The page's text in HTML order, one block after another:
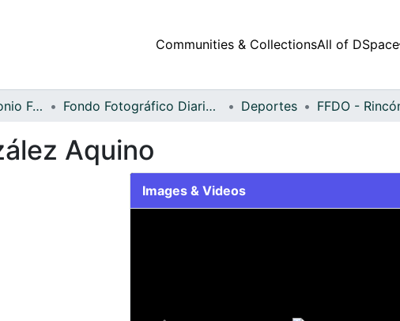
Communities & CollectionsAll of DSpace
Archivo del Patrimonio Fotográfico y Fílmico del Valle del Cauca Fondo Fotográfico Diario Occidente Deportes
Aquino
Images & Videos